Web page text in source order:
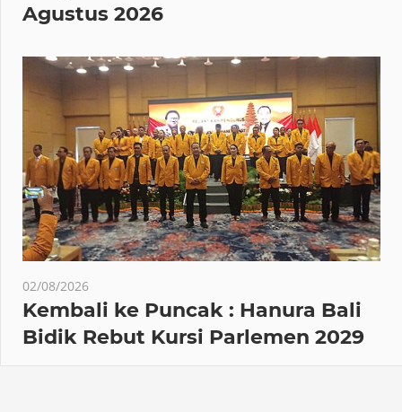
Agustus 2026
02/08/2026
Kembali ke Puncak : Hanura Bali
Bidik Rebut Kursi Parlemen 2029